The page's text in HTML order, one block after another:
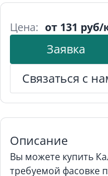
Цена: от 131 руб/
Заявка
Связаться с
Описание
Вы можете купить
требуемой фасовке